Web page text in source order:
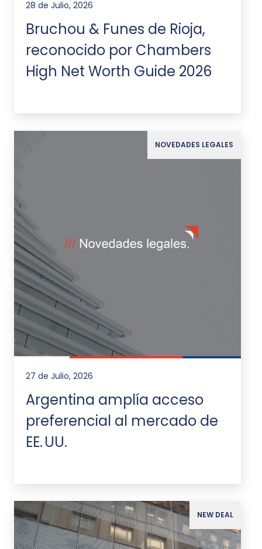
28 de Julio, 2026
Bruchou & Funes de Rioja,
reconocido por Chambers
High Net Worth Guide 2026
NOVEDADES LEGALES
27 de Julio, 2026
Argentina amplía acceso
preferencial al mercado de
EE. UU.
NEW DEAL